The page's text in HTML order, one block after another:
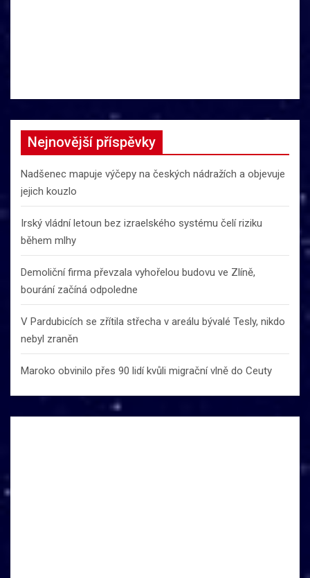
Nejnovější příspěvky
Nadšenec mapuje výčepy na českých nádražích a objevuje
jejich kouzlo
Irský vládní letoun bez izraelského systému čelí riziku
během mlhy
Demoliční firma převzala vyhořelou budovu ve Zlíně,
bourání začíná odpoledne
V Pardubicích se zřítila střecha v areálu bývalé Tesly, nikdo
nebyl zraněn
Maroko obvinilo přes 90 lidí kvůli migrační vlně do Ceuty